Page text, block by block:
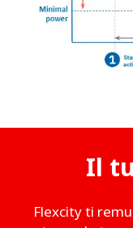
Il
Flexcity ti